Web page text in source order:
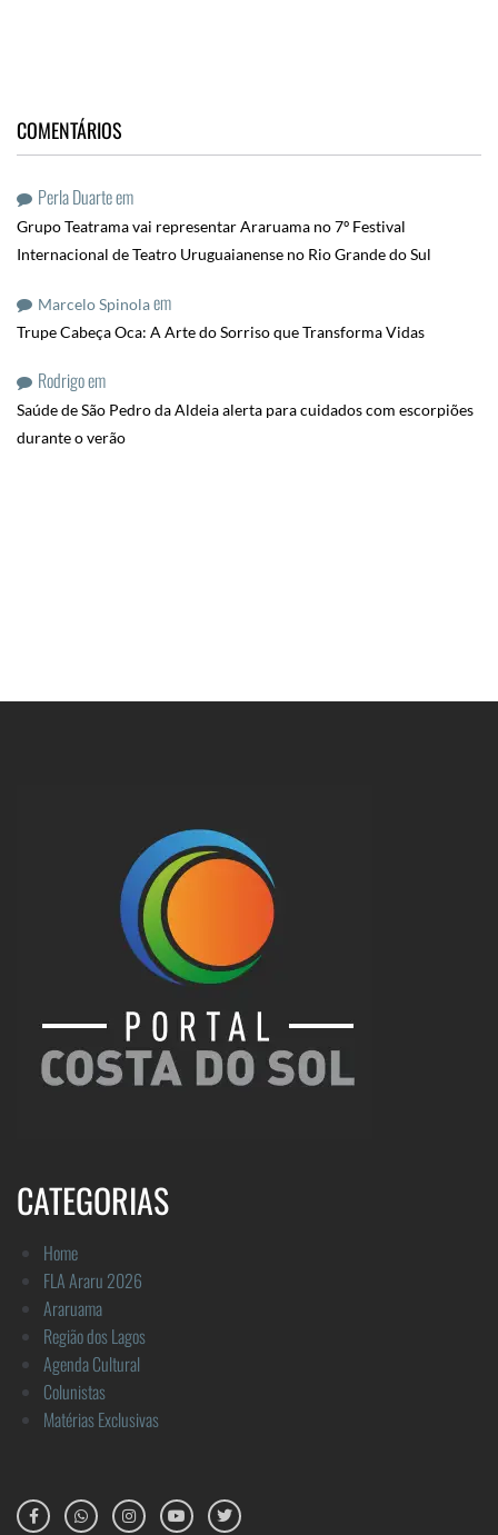
COMENTÁRIOS
Perla Duarteem
Grupo Teatrama vai representar Araruama no 7º Festival
Internacional de Teatro Uruguaianense no Rio Grande do Sul
Marcelo Spinolaem
Trupe Cabeça Oca: A Arte do Sorriso que Transforma Vidas
Rodrigoem
Saúde de São Pedro da Aldeia alerta para cuidados com escorpiões
durante o verão
CATEGORIAS
Home
FLA Araru 2026
Araruama
Região dos Lagos
Agenda Cultural
Colunistas
Matérias Exclusivas